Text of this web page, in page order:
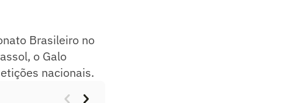
Brasileiro no
o Galo
nacionais.